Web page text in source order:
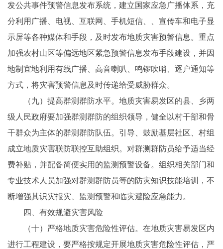
发公共事件预警信息发布系统，建立国家应急广播体系，充
分利用广播、电视、互联网、手机短信、、宣传车和电子显
示屏等各种媒体和手段，及时发布地质灾害预警信息。重点
加强农村山区等偏远地区紧急预警信息发布手段建设，并因
地制宜地利用有线广播、高音喇叭、鸣锣吹哨、逐户通知等
方式，将灾害预警信息及时传递给受威胁群众。
（九）提高群测群防水平。地质灾害易发区的县、乡两
级人民政府要加强群测群防的组织领导，健全以村干部和骨
干群众为主体的群测群防队伍。引导、鼓励基层社区、村组
成立地质灾害联防联控互助组织。对群测群防员给予适当经
费补贴，并配备简便实用的监测预警设备。组织相关部门和
专业技术人员加强对群测群防员等的防灾知识技能培训，不
断增强其识灾报灾、监测预警和临灾避险应急能力。
四、有效规避灾害风险
（十）严格地质灾害危险性评估。在地质灾害易发区内
进行工程建设，要严格按规定开展地质灾害危险性评估，严